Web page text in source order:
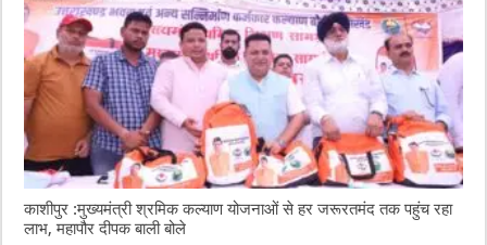
काशीपुर :मुख्यमंत्री श्रमिक कल्याण योजनाओं से हर जरूरतमंद तक पहुंच रहा
लाभ, महापौर दीपक बाली बोले